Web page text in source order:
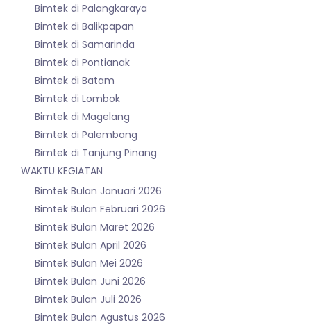
Bimtek di Palangkaraya
Bimtek di Balikpapan
Bimtek di Samarinda
Bimtek di Pontianak
Bimtek di Batam
Bimtek di Lombok
Bimtek di Magelang
Bimtek di Palembang
Bimtek di Tanjung Pinang
WAKTU KEGIATAN
Bimtek Bulan Januari 2026
Bimtek Bulan Februari 2026
Bimtek Bulan Maret 2026
Bimtek Bulan April 2026
Bimtek Bulan Mei 2026
Bimtek Bulan Juni 2026
Bimtek Bulan Juli 2026
Bimtek Bulan Agustus 2026